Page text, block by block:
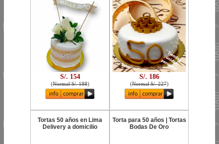
S/. 154
(Normal S/. 188)
S/. 186
(Normal S/. 227)
Tortas 50 años en Lima
Delivery a domicilio
Torta para 50 años | Tortas
Bodas De Oro